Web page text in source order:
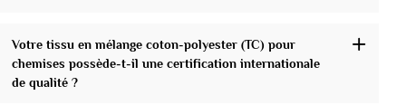
Votre tissu en mélange coton-polyester (TC) pour
chemises possède-t-il une certification internationale
de qualité ?